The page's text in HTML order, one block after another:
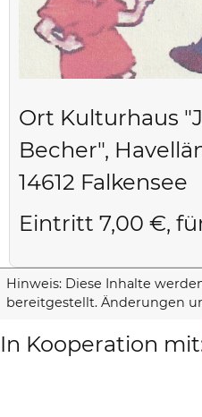
Ort Kulturhaus
Becher",
14612 Falkensee
Eintritt 7,00 €,
Hinweis: Diese Inhalte
bereitgestellt. Änderungen
In Kooperation